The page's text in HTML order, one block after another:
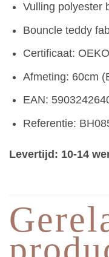
Vulling polyester
Bouncle teddy
Certificaat:
Afmeting: 60cm
EAN:
Referentie:
Levertijd: 10-14